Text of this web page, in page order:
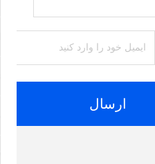
ارسال